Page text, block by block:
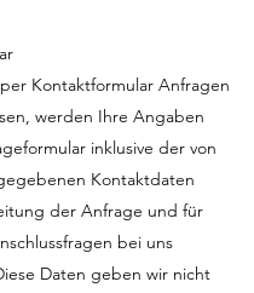
Kontaktformular Anfragen
werden Ihre Angaben
inklusive der von
Kontaktdaten
der Anfrage und für
bei uns
Daten geben wir nicht